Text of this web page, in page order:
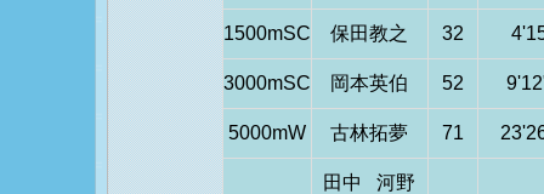
1500mSC 保田教之 32
3000mSC 岡本英伯 52
5000mW 古林拓夢 71
田中 河野